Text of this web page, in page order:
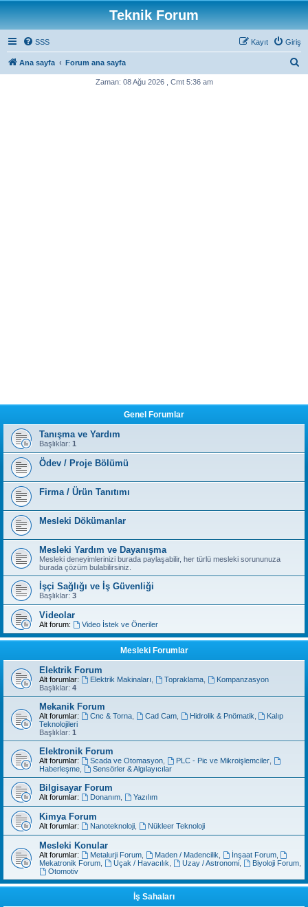
Teknik Forum
SSS Giriş
Kayıt
Ana sayfa Forum ana sayfa
Zaman: 08 Ağu 2026 , Cmt 5:36 am
Genel Forumlar
Tanışma ve Yardım
Başlıklar: 1
Ödev / Proje Bölümü
Firma / Ürün Tanıtımı
Mesleki Dökümanlar
Mesleki Yardım ve Dayanışma
Mesleki deneyimlerinizi burada paylaşabilir, her türlü mesleki sorununuza
burada çözüm bulabilirsiniz.
İşçi Sağlığı ve İş Güvenliği
Başlıklar: 3
Videolar
Alt forum: Video İstek ve Öneriler
Mesleki Forumlar
Elektrik Forum
Alt forumlar: Elektrik Makinaları Topraklama,
Kompanzasyon
Başlıklar: 4
Mekanik Forum
Alt forumlar: Cnc & Torna, Cad Cam, Hidrolik & Pnömatik
Kalıp
Teknolojileri
Başlıklar: 1
Elektronik Forum
Alt forumlar: Scada ve Otomasyon, PLC - Pic ve Mikroişlemciler,
Haberleşme
Sensörler & Algılayıcılar
Bilgisayar Forum
Alt forumlar: Donanım, Yazılım
Kimya Forum
Alt forumlar: Nanoteknoloji, Nükleer Teknoloji
Mesleki Konular
Alt forumlar: Metalurji Forum, Maden / Madencilik İnşaat Forum,
Mekatronik Forum
Uçak / Havacılık Uzay / Astronomi, Biyoloji Forum,
Otomotiv
İş Sahaları